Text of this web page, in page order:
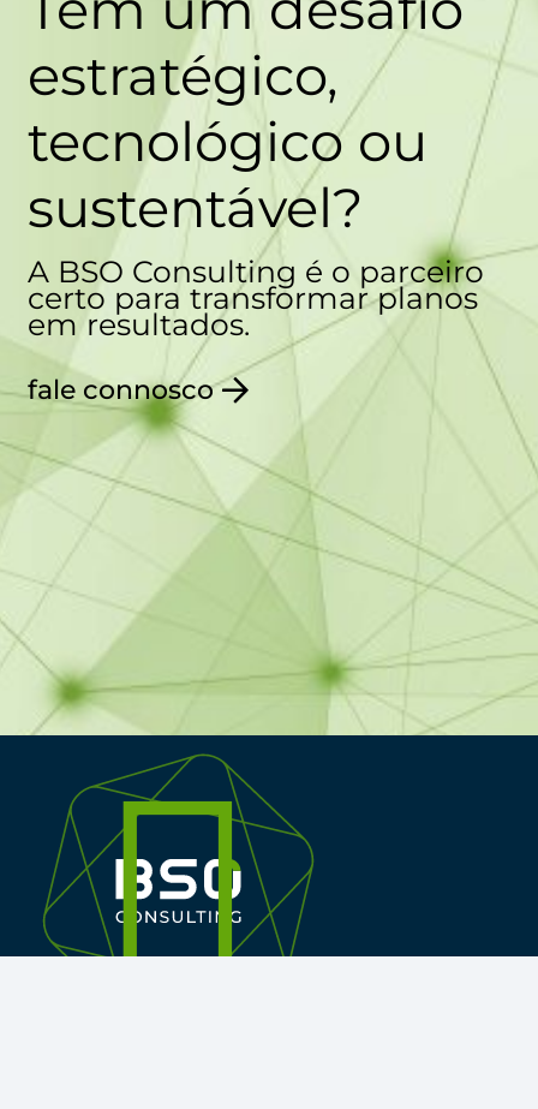
estratégico,
tecnológico ou
sustentável?
A BSO Consulting é o parceiro
certo para transformar planos
em resultados.
fale connosco